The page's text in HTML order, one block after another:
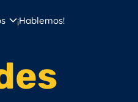
¡Hablemos!